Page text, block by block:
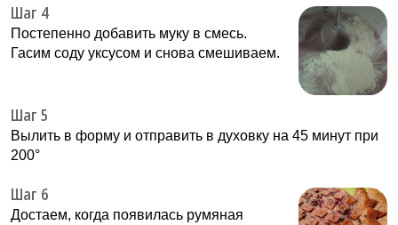
Шаг 4
Постепенно добавить муку в смесь.
Гасим соду уксусом и снова смешиваем.
Шаг 5
Вылить в форму и отправить в духовку на 45 минут при
200°
Шаг 6
Достаем, когда появилась румяная